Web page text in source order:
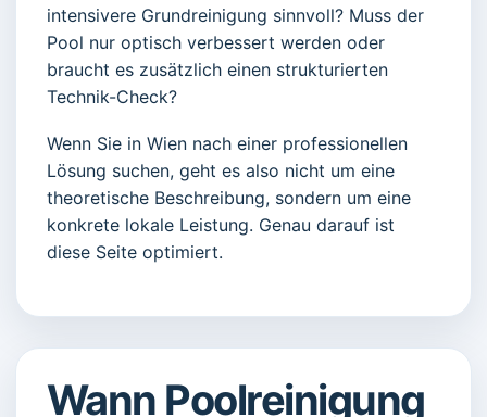
intensivere Grundreinigung sinnvoll? Muss der
Pool nur optisch verbessert werden oder
braucht es zusätzlich einen strukturierten
Technik-Check?
Wenn Sie in Wien nach einer professionellen
Lösung suchen, geht es also nicht um eine
theoretische Beschreibung, sondern um eine
konkrete lokale Leistung. Genau darauf ist
diese Seite optimiert.
Wann Poolreinigung